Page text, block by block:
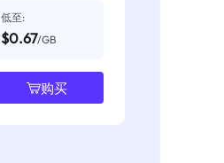
低至:
$0.67/GB
购买